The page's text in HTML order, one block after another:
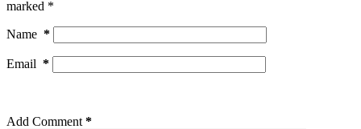
marked *
Name *
Email *
Add Comment *